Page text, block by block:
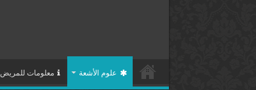
علوم الأشعة معلومات للمريض